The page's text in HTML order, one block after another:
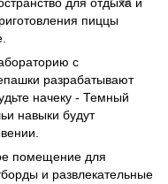
пиццы
с
разрабатывают
начеку - Темный
навыки будут
помещение для
и развлекательные